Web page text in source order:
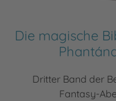
Die magische
Dritter Band der
Fantasy-